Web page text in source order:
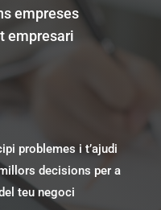
empreses
empresari
problemes i t’ajudi
decisions per a
teu negoci